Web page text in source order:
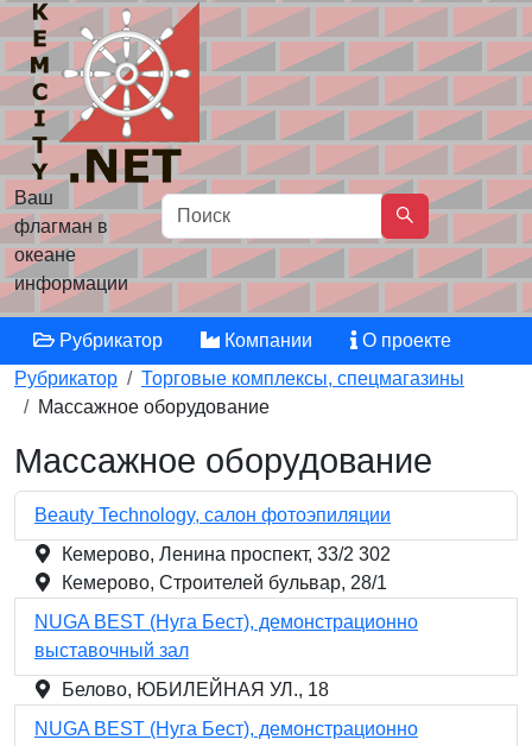
Ваш
флагман в
океане
информации
Рубрикатор Компании
О проекте
Рубрикатор
Торговые комплексы, спецмагазины
Массажное оборудование
Массажное оборудование
Beauty Technology, салон фотоэпиляции
Кемерово, Ленина проспект, 33/2 302
Кемерово, Строителей бульвар, 28/1
NUGA BEST (Нуга Бест), демонстрационно
выставочный зал
Белово, ЮБИЛЕЙНАЯ УЛ., 18
NUGA BEST (Нуга Бест), демонстрационно